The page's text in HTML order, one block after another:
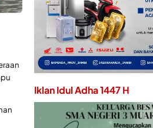
Iklan Idul Adha 1447 H